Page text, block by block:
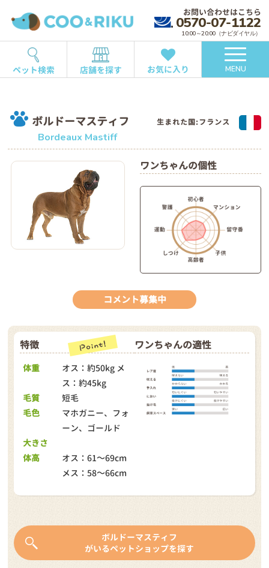
お問い合わせはこちら
0570-07-1122
10:00～20:00（ナビダイヤル）
ペット検索 店舗を探す お気に入り MENU
ボルドーマスティフ
Bordeaux Mastiff
生まれた国:フランス
ワンちゃんの個性
コメント募集中
特徴
体重
オス：約50kg メ
ス：約45kg
毛質
短毛
毛色
マホガニー、フォ
ーン、ゴールド
大きさ
体高
オス：61～69cm
メス：58～66cm
ワンちゃんの適性
ボルドーマスティフ
がいるペットショップを探す